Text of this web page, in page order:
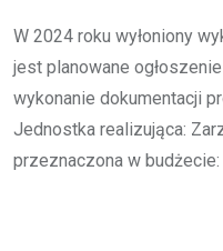
W 2024 roku wyłoniony
jest planowane
wykonanie dokumentacji
Jednostka realizująca:
przeznaczona w budżecie: